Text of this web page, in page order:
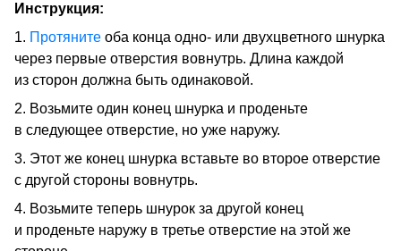
Инструкция:
1. Протяните оба конца одно- или двухцветного шнурка
через первые отверстия вовнутрь. Длина каждой
из сторон должна быть одинаковой.
2. Возьмите один конец шнурка и проденьте
в следующее отверстие, но уже наружу.
3. Этот же конец шнурка вставьте во второе отверстие
с другой стороны вовнутрь.
4. Возьмите теперь шнурок за другой конец
и проденьте наружу в третье отверстие на этой же